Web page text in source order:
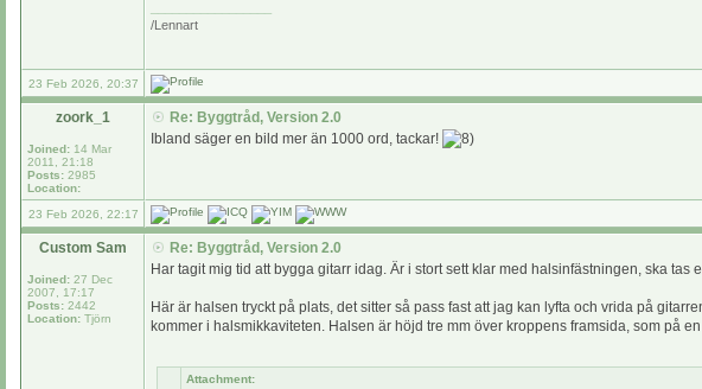
/Lennart
23 Feb 2026, 20:37
zoork_1
Joined: 14 Mar
2011, 21:18
Posts: 2985
Location:
Re: Byggtråd, Version 2.0
Ibland säger en bild mer än 1000 ord, tackar!
23 Feb 2026, 22:17
Custom Sam
Joined: 27 Dec
2007, 17:17
Posts: 2442
Location: Tjörn
Re: Byggtråd, Version 2.0
Har tagit mig tid att bygga gitarr idag. Är i stort sett klar med halsinfästningen, ska
Här är halsen tryckt på plats, det sitter så pass fast att jag kan lyfta och vrida på
kommer i halsmikkaviteten. Halsen är höjd tre mm över kroppens framsida, som på
Attachment: